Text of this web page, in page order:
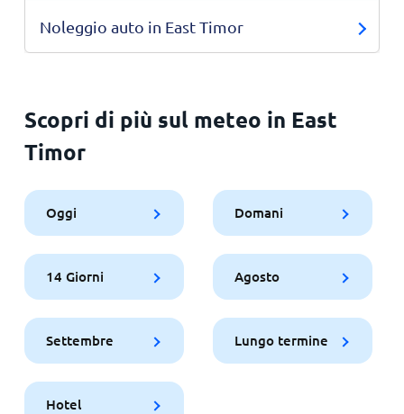
Noleggio auto in East Timor
Scopri di più sul meteo in East
Timor
Oggi Domani
14 Giorni Agosto
Settembre Lungo termine
Hotel